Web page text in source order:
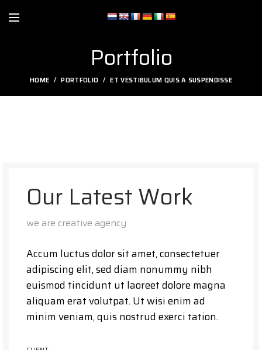
Portfolio
HOME PORTFOLIO ET VESTIBULUM QUIS A SUSPENDISSE
Our Latest Work
we are creative agency
Accum luctus dolor sit amet, consectetuer
adipiscing elit, sed diam nonummy nibh
euismod tincidunt ut laoreet dolore magna
aliquam erat volutpat. Ut wisi enim ad
minim veniam, quis nostrud exerci tation.